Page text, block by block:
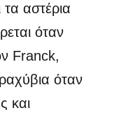
αστέρια
όταν
Franck,
όταν
και